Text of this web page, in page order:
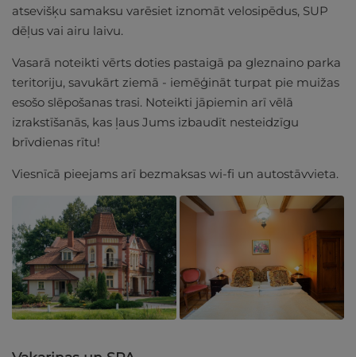
atsevišķu samaksu varēsiet iznomāt velosipēdus, SUP
dēļus vai airu laivu.
Vasarā noteikti vērts doties pastaigā pa gleznaino parka
teritoriju, savukārt ziemā - iemēģināt turpat pie muižas
esošo slēpošanas trasi. Noteikti jāpiemin arī vēlā
izrakstīšanās, kas ļaus Jums izbaudīt nesteidzīgu
brīvdienas rītu!
Viesnīcā pieejams arī bezmaksas wi-fi un autostāvvieta.